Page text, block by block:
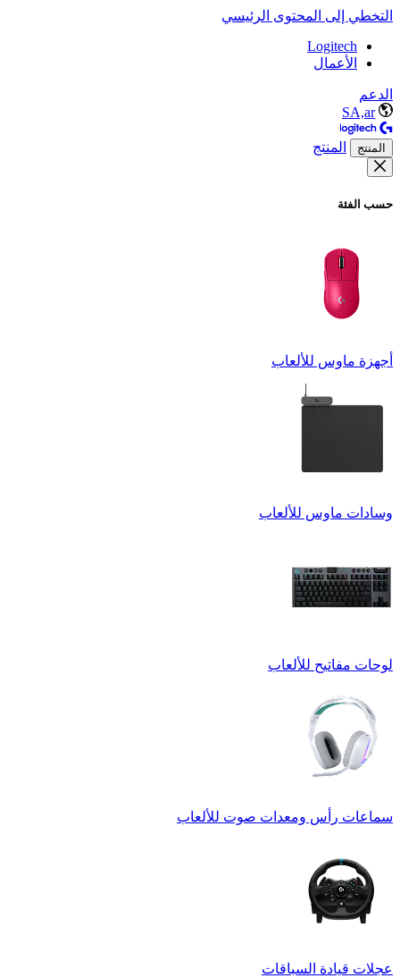
التخطي إلى المحتوى الرئيسي
Logitech
الأعمال
الدعم
SA,ar
المنتج المنتج
حسب الفئة
أجهزة ماوس للألعاب
وسادات ماوس للألعاب
لوحات مفاتيح للألعاب
سماعات رأس ومعدات صوت للألعاب
عجلات قيادة السباقات